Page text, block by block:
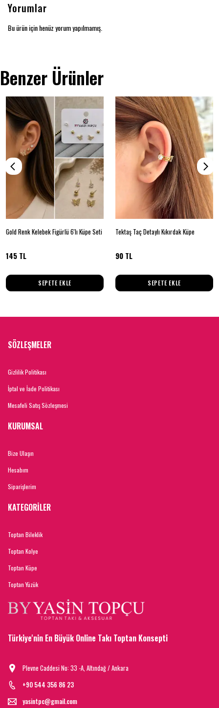
Yorumlar
Bu ürün için henüz yorum yapılmamış.
Benzer Ürünler
Gold Renk Kelebek Figürlü 6'lı Küpe Seti
145 TL
SEPETE EKLE
Tektaş Taç Detaylı Kıkırdak Küpe
90 TL
SEPETE EKLE
SÖZLEŞMELER
Gizlilik Politikası
İptal ve İade Politikası
Mesafeli Satış Sözleşmesi
KURUMSAL
Bize Ulaşın
Hesabım
Siparişlerim
KATEGORİLER
Toptan Bileklik
Toptan Kolye
Toptan Küpe
Toptan Yüzük
Türkiye'nin En Büyük Online Takı Toptan Konsepti
Plevne Caddesi No: 33 -A, Altındağ / Ankara
+90 544 356 86 23
yasintpc@gmail.com